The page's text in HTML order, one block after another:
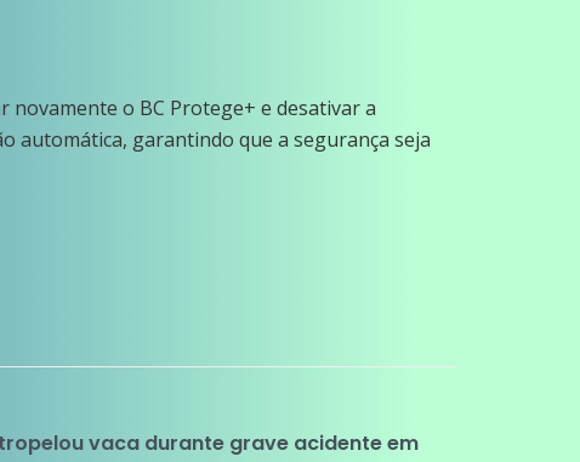
novamente o BC Protege+ e desativar a
automática, garantindo que a segurança seja
vaca durante grave acidente em